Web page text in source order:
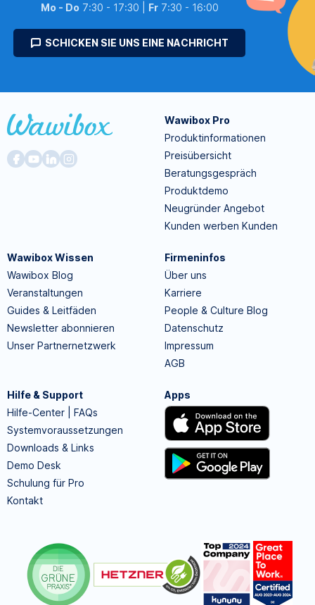
Mo - Do 7:30 - 17:30 | Fr7:30 - 16:00
SCHICKEN SIE UNS EINE NACHRICHT
Wawibox Pro
Produktinformationen
Preisübersicht
Beratungsgespräch
Produktdemo
Neugründer Angebot
Kunden werben Kunden
Wawibox Wissen
Wawibox Blog
Veranstaltungen
Guides & Leitfäden
Newsletter abonnieren
Unser Partnernetzwerk
Firmeninfos
Über uns
Karriere
People & Culture Blog
Datenschutz
Impressum
AGB
Hilfe & Support
Hilfe-Center | FAQs
Systemvoraussetzungen
Downloads & Links
Demo Desk
Schulung für Pro
Kontakt
Apps